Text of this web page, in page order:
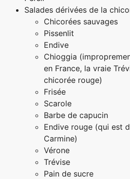
Salades dérivées de la
Chicorées sauvages
Pissenlit
Endive
Chioggia
en France, la vraie
chicorée rouge)
Frisée
Scarole
Barbe de capucin
Endive rouge (qui est
Carmine)
Vérone
Trévise
Pain de sucre